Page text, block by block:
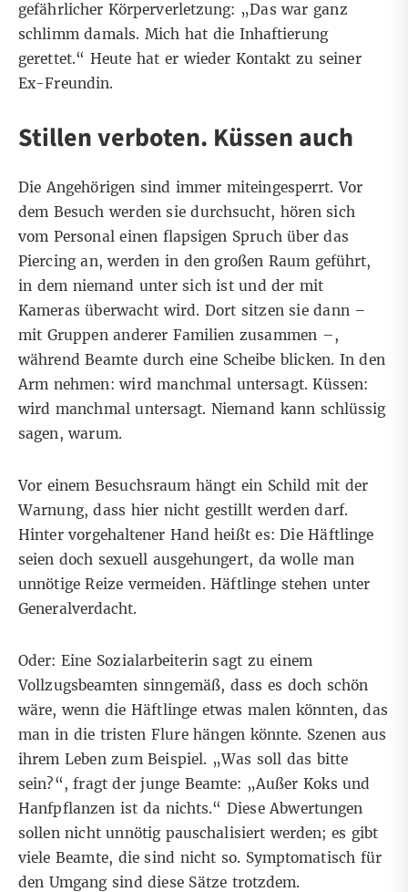
gefährlicher Körperverletzung: „Das war ganz
schlimm damals. Mich hat die Inhaftierung
gerettet.“ Heute hat er wieder Kontakt zu seiner
Ex-Freundin.
Stillen verboten. Küssen auch
Die Angehörigen sind immer miteingesperrt. Vor
dem Besuch werden sie durchsucht, hören sich
vom Personal einen flapsigen Spruch über das
Piercing an, werden in den großen Raum geführt,
in dem niemand unter sich ist und der mit
Kameras überwacht wird. Dort sitzen sie dann –
mit Gruppen anderer Familien zusammen –,
während Beamte durch eine Scheibe blicken. In den
Arm nehmen: wird manchmal untersagt. Küssen:
wird manchmal untersagt. Niemand kann schlüssig
sagen, warum.
Vor einem Besuchsraum hängt ein Schild mit der
Warnung, dass hier nicht gestillt werden darf.
Hinter vorgehaltener Hand heißt es: Die Häftlinge
seien doch sexuell ausgehungert, da wolle man
unnötige Reize vermeiden. Häftlinge stehen unter
Generalverdacht.
Oder: Eine Sozialarbeiterin sagt zu einem
Vollzugsbeamten sinngemäß, dass es doch schön
wäre, wenn die Häftlinge etwas malen könnten, das
man in die tristen Flure hängen könnte. Szenen aus
ihrem Leben zum Beispiel. „Was soll das bitte
sein?“, fragt der junge Beamte: „Außer Koks und
Hanfpflanzen ist da nichts.“ Diese Abwertungen
sollen nicht unnötig pauschalisiert werden; es gibt
viele Beamte, die sind nicht so. Symptomatisch für
den Umgang sind diese Sätze trotzdem.